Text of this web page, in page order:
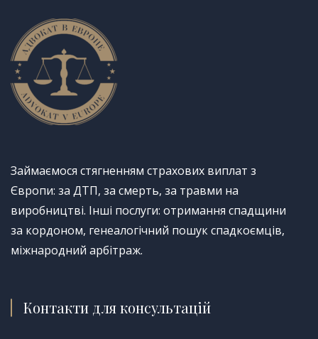
Займаємося стягненням страхових виплат з
Європи: за ДТП, за смерть, за травми на
виробництві. Інші послуги: отримання спадщини
за кордоном, генеалогічний пошук спадкоємців,
міжнародний арбітраж.
Контакти для консультацій